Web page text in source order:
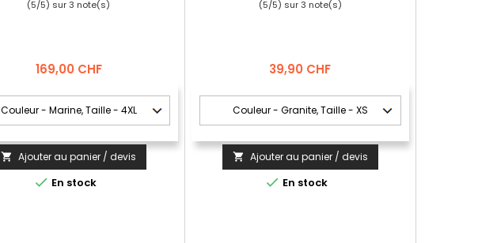
(5/5) sur3 note(s)
Prix
169,00 CHF
 Ajouter au panier / devis
 En stock
(5/5) sur3 note(s)
Prix
39,90 CHF
 Ajouter au panier / devis
 En stock